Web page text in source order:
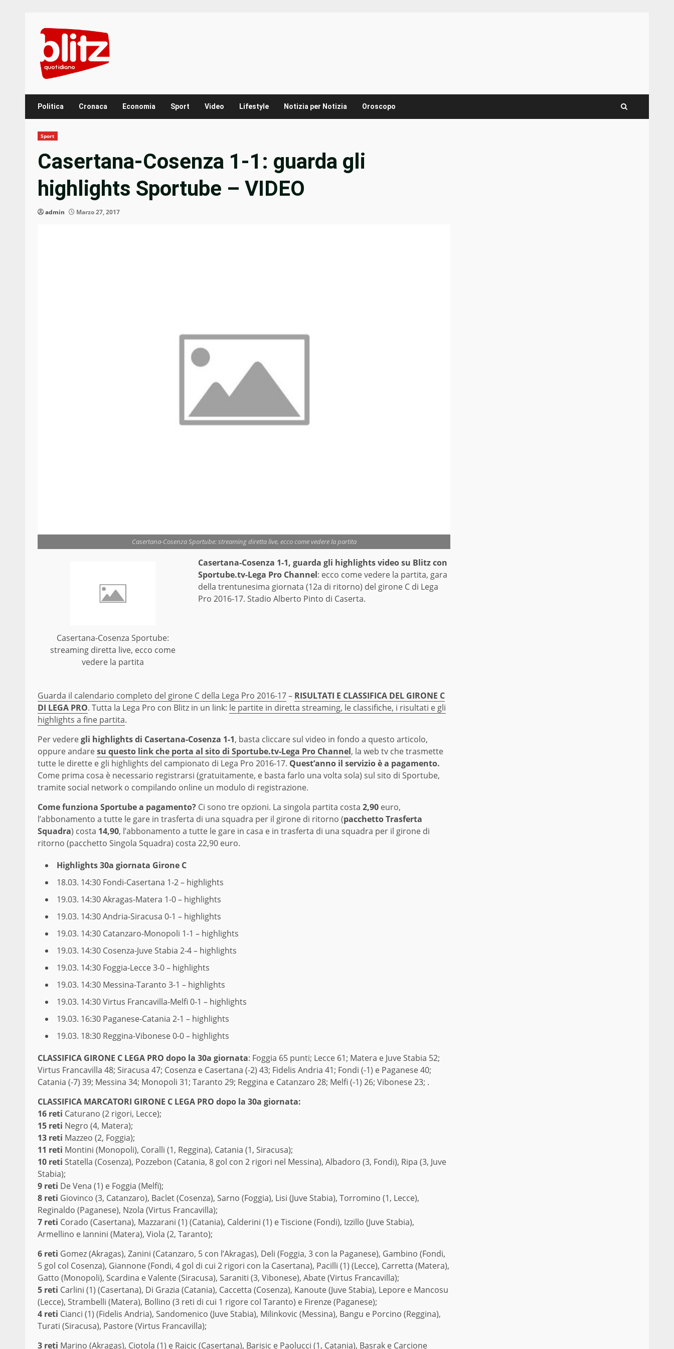
content
Politica Cronaca Economia Sport Video Lifestyle Notizia per Notizia Oroscopo
Sport
Casertana-Cosenza 1-1: guarda gli
highlights Sportube – VIDEO
admin Marzo 27, 2017
Casertana-Cosenza Sportube: streaming diretta live, ecco come vedere la partita
Casertana-Cosenza Sportube:
streaming diretta live, ecco come
vedere la partita
Casertana-Cosenza 1-1, guarda gli highlights video su Blitz con
Sportube.tv-Lega Pro Channel: ecco come vedere la partita, gara
della trentunesima giornata (12a di ritorno) del girone C di Lega
Pro 2016-17. Stadio Alberto Pinto di Caserta.
Guarda il calendario completo del girone C della Lega Pro 2016-17– RISULTATI E CLASSIFICA DEL GIRONE C
DI LEGA PRO. Tutta la Lega Pro con Blitz in un link: le partite in diretta streaming, le classifiche, i risultati e gli
highlights a fine partita.
Per vederegli highlights di Casertana-Cosenza 1-1, basta cliccare sul video in fondo a questo articolo,
oppure andaresu questo link che porta al sito di Sportube.tv-Lega Pro Channel, la web tv che trasmette
tutte le dirette e gli highlights del campionato di Lega Pro 2016-17. Quest’anno il servizio è a pagamento.
Come prima cosa è necessario registrarsi (gratuitamente, e basta farlo una volta sola) sul sito di Sportube,
tramite social network o compilando online un modulo di registrazione.
Come funziona Sportube a pagamento? Ci sono tre opzioni. La singola partita costa 2,90 euro,
l’abbonamento a tutte le gare in trasferta di una squadra per il girone di ritorno (pacchetto Trasferta
Squadra) costa 14,90, l’abbonamento a tutte le gare in casa e in trasferta di una squadra per il girone di
ritorno (pacchetto Singola Squadra) costa 22,90 euro.
Highlights 30a giornata Girone C
18.03. 14:30 Fondi-Casertana 1-2 – highlights
19.03. 14:30Akragas-Matera 1-0 – highlights
19.03. 14:30Andria-Siracusa 0-1 – highlights
19.03. 14:30 Catanzaro-Monopoli 1-1 – highlights
19.03. 14:30 Cosenza-Juve Stabia 2-4 – highlights
19.03. 14:30 Foggia-Lecce 3-0 – highlights
19.03. 14:30 Messina-Taranto 3-1 – highlights
19.03. 14:30Virtus Francavilla-Melfi 0-1 – highlights
19.03. 16:30 Paganese-Catania 2-1 – highlights
19.03. 18:30 Reggina-Vibonese 0-0 – highlights
CLAS­SI­FI­CA GIRONE C LEGA PRO dopo la 30a giornata: Foggia 65 punti; Lecce 61; Matera e Juve Stabia 52;
Virtus Francavilla 48; Siracusa 47; Cosenza e Casertana (-2) 43; Fidelis Andria 41; Fondi (-1) e Paganese 40;
Catania (-7) 39; Messina 34; Monopoli 31; Taranto 29; Reggina e Catanzaro 28; Melfi (-1) 26; Vibonese 23; .
CLASSIFICA MARCATORI GIRONE C LEGA PRO dopo la 30a giornata:
16 reti Caturano (2 rigori, Lecce);
15 reti Negro (4, Matera);
13 reti Mazzeo (2, Foggia);
11 reti Montini (Monopoli), Coralli (1, Reggina), Catania (1, Siracusa);
10 reti Statella (Cosenza), Pozzebon (Catania, 8 gol con 2 rigori nel Messina), Albadoro (3, Fondi), Ripa (3, Juve
Stabia);
9 reti De Vena (1) e Foggia (Melfi);
8 reti Giovinco (3, Catanzaro), Baclet (Cosenza), Sarno (Foggia), Lisi (Juve Stabia), Torromino (1, Lecce),
Reginaldo (Paganese), Nzola (Virtus Francavilla);
7 reti Corado (Casertana), Mazzarani (1) (Catania), Calderini (1) e Tiscione (Fondi), Izzillo (Juve Stabia),
Armellino e Iannini (Matera), Viola (2, Taranto);
6 reti Gomez (Akragas), Zanini (Catanzaro, 5 con l’Akragas), Deli (Foggia, 3 con la Paganese), Gambino (Fondi,
5 gol col Cosenza), Giannone (Fondi, 4 gol di cui 2 rigori con la Casertana), Pacilli (1) (Lecce), Carretta (Matera),
Gatto (Monopoli), Scardina e Valente (Siracusa), Saraniti (3, Vibonese), Abate (Virtus Francavilla);
5 reti Carlini (1) (Casertana), Di Grazia (Catania), Caccetta (Cosenza), Kanoute (Juve Stabia), Lepore e Mancosu
(Lecce), Strambelli (Matera), Bollino (3 reti di cui 1 rigore col Taranto) e Firenze (Paganese);
4 reti Cianci (1) (Fidelis Andria), Sandomenico (Juve Stabia), Milinkovic (Messina), Bangu e Porcino (Reggina),
Turati (Siracusa), Pastore (Virtus Francavilla);
3 reti Marino (Akragas), Ciotola (1) e Rajcic (Casertana), Barisic e Paolucci (1, Catania), Basrak e Carcione